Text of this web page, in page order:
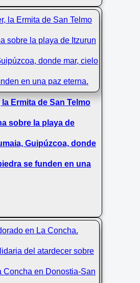
Ermita de San Telmo
sobre la playa de
Guipúzcoa, donde
se funden en una